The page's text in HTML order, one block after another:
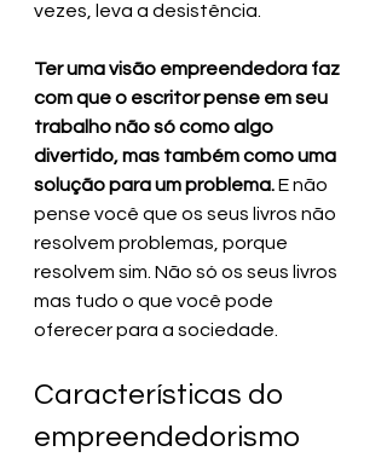
vezes, leva a desistência.
Ter uma visão empreendedora faz
com que o escritor pense em seu
trabalho não só como algo
divertido, mas também como uma
solução para um problema. E não
pense você que os seus livros não
resolvem problemas, porque
resolvem sim. Não só os seus livros
mas tudo o que você pode
oferecer para a sociedade.
Características do
empreendedorismo